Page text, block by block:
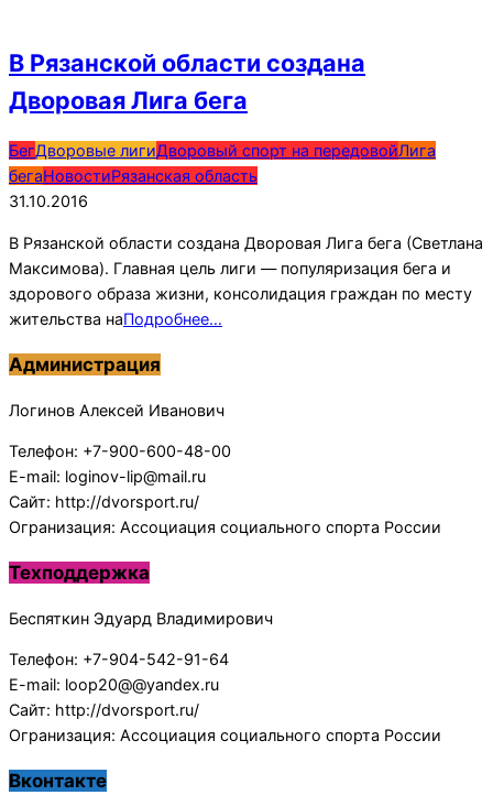
В Рязанской области создана
Дворовая Лига бега
2016-
10-
31
БегДворовые лигиДворовый спорт на передовойЛига
бегаНовостиРязанская область
31.10.2016
В Рязанской области создана Дворовая Лига бега (Светлана
Максимова). Главная цель лиги — популяризация бега и
здорового образа жизни, консолидация граждан по месту
жительства наПодробнее…
Администрация
Логинов Алексей Иванович
Телефон: +7-900-600-48-00
E-mail: loginov-lip@mail.ru
Сайт: http://dvorsport.ru/
Огранизация: Ассоциация социального спорта России
Техподдержка
Беспяткин Эдуард Владимирович
Телефон: +7-904-542-91-64
E-mail: loop20@@yandex.ru
Сайт: http://dvorsport.ru/
Огранизация: Ассоциация социального спорта России
Вконтакте